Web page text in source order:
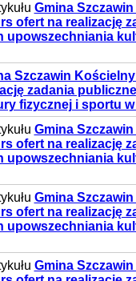
Gmina
ofert na realizację
upowszechniania
Szczawin
zadania
fizycznej i sportu w
Gmina
ofert na realizację
upowszechniania
Gmina
ofert na realizację
upowszechniania
Gmina